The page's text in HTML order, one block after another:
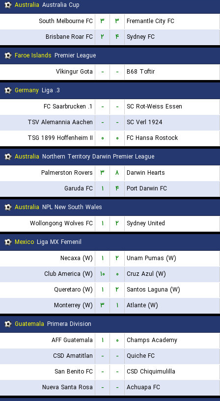
Australia Australia Cup
South Melbourne FC
۳ ۳
Fremantle City FC
Brisbane Roar FC
۲ ۴
Sydney FC
Faroe Islands Premier League
Víkingur Gota
- -
B68 Toftir
Germany
3. Liga
1. FC Saarbrucken
- -
SC Rot-Weiss Essen
TSV Alemannia Aachen
- -
SC Verl 1924
TSG 1899 Hoffenheim II
۰ ۰
FC Hansa Rostock
Australia Northern Territory Darwin Premier League
Palmerston Rovers
۳ ۸
Darwin Hearts
Garuda FC
۱ ۴
Port Darwin FC
Australia NPL New South Wales
Wollongong Wolves FC
۱ ۲
Sydney United
Mexico Liga MX Femenil
Necaxa (W)
۱ ۲
Unam Pumas (W)
Club America (W)
۱۰ ۰
Cruz Azul (W)
Queretaro (W)
۱ ۲
Santos Laguna (W)
Monterrey (W)
۳ ۱
Atlante (W)
Guatemala Primera Division
AFF Guatemala
۱ ۰
Champs Academy
CSD Amatitlan
- -
Quiche FC
San Benito FC
- -
CSD Chiquimulilla
Nueva Santa Rosa
- -
Achuapa FC